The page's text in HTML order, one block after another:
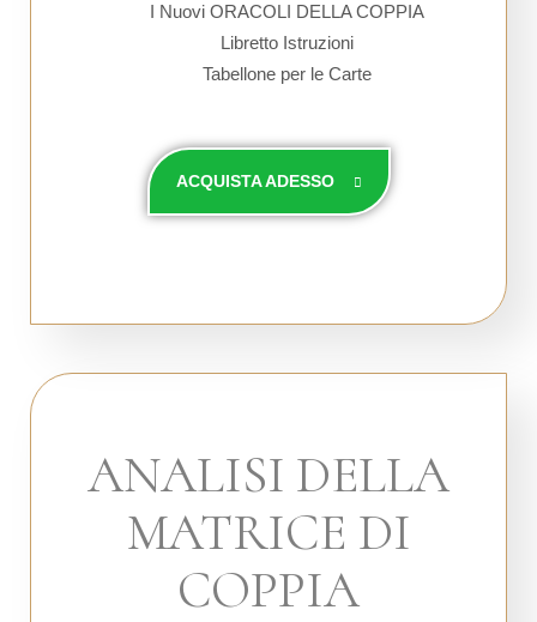
ANALISI DELLA
MATRICE DI
COPPIA
I Nuovi ORACOLI DELLA COPPIA
Libretto Istruzioni
Tabellone per le Carte
ACQUISTA ADESSO